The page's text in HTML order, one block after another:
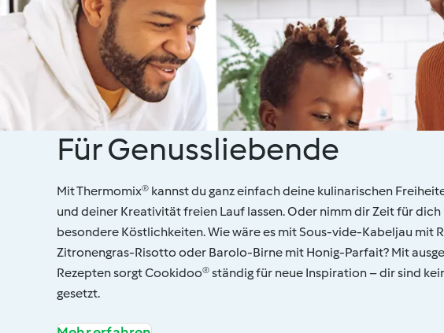
Für Genussliebende
Mit Thermomix® kannst du ganz einfach deine kulinarischen
und deiner Kreativität freien Lauf lassen. Oder nimm dir Zeit für dich
besondere Köstlichkeiten. Wie wäre es mit Sous-vide-Kabeljau mit
Zitronengras-Risotto oder Barolo-Birne mit Honig-Parfait? Mit
Rezepten sorgt Cookidoo® ständig für neue Inspiration – dir sind
gesetzt.